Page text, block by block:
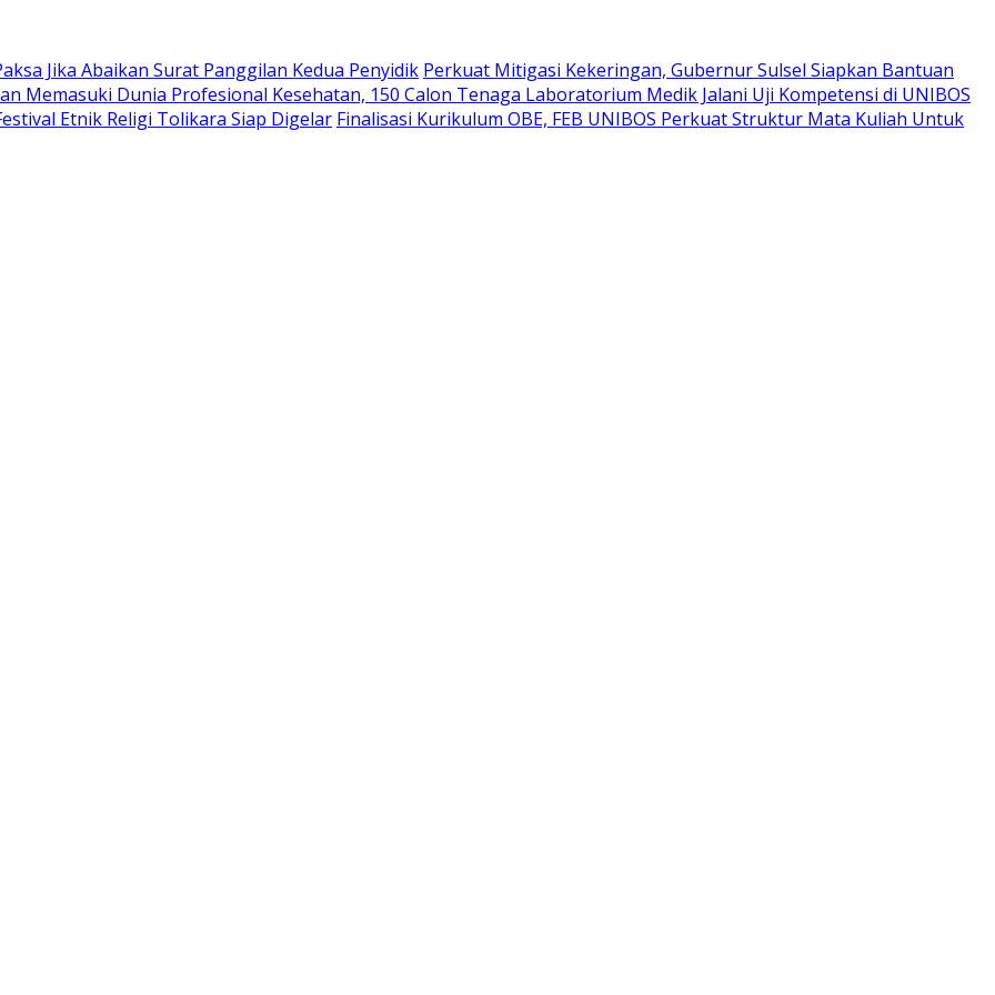
Jika Abaikan Surat Panggilan Kedua Penyidik Perkuat Mitigasi Kekeringan, Gubernur Sulsel Siapkan Bantuan
Memasuki Dunia Profesional Kesehatan, 150 Calon Tenaga Laboratorium Medik Jalani Uji Kompetensi di UNIBOS
Etnik Religi Tolikara Siap Digelar Finalisasi Kurikulum OBE, FEB UNIBOS Perkuat Struktur Mata Kuliah Untuk